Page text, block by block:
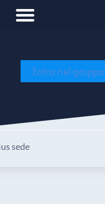
Entra nel gruppo
sede